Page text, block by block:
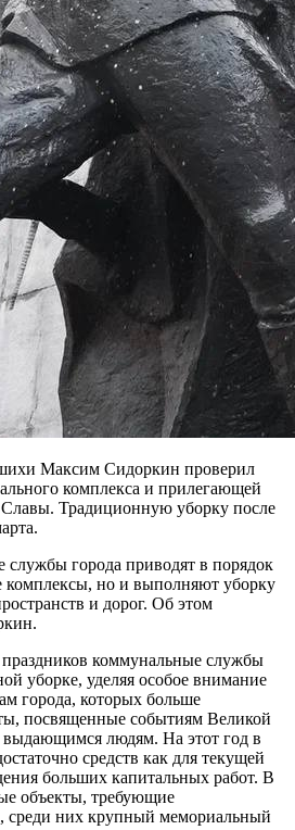
Максим Сидоркин проверил
комплекса и прилегающей
Традиционную уборку после
города приводят в порядок
комплексы, но и выполняют уборку
и дорог. Об этом
коммунальные службы
уборке, уделяя особое внимание
города, которых больше
посвященные событиям Великой
людям. На этот год в
средств как для текущей
больших капитальных работ. В
объекты, требующие
среди них крупный мемориальный